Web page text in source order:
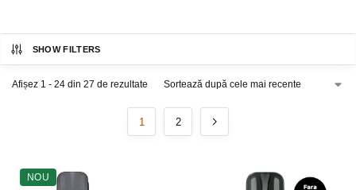
SHOW FILTERS
Afișez 1 - 24 din 27 de rezultate
1 2
NOU